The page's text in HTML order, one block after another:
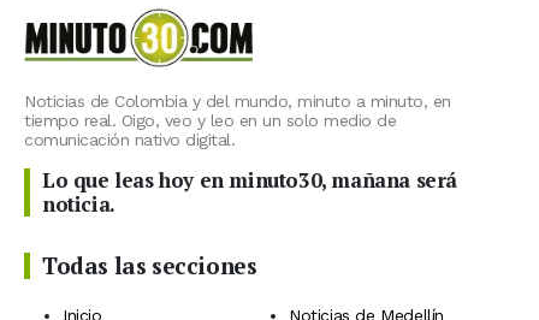
Noticias de Colombia y del mundo, minuto a minuto, en
tiempo real. Oigo, veo y leo en un solo medio de
comunicación nativo digital.
Lo que leas hoy en minuto30, mañana será
noticia.
Todas las secciones
Inicio
Noticias de Medellín